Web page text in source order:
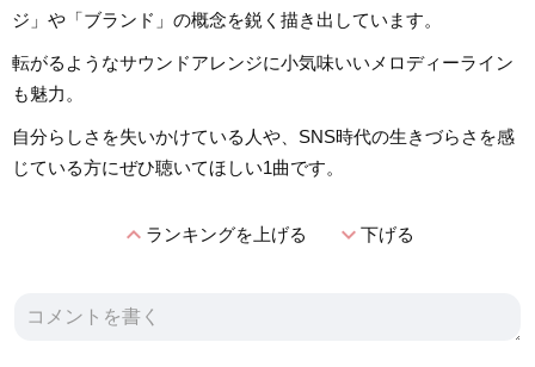
ジ」や「ブランド」の概念を鋭く描き出しています。
転がるようなサウンドアレンジに小気味いいメロディーライン
も魅力。
自分らしさを失いかけている人や、SNS時代の生きづらさを感
じている方にぜひ聴いてほしい1曲です。
expand_lessランキングを上げる expand_more下げる